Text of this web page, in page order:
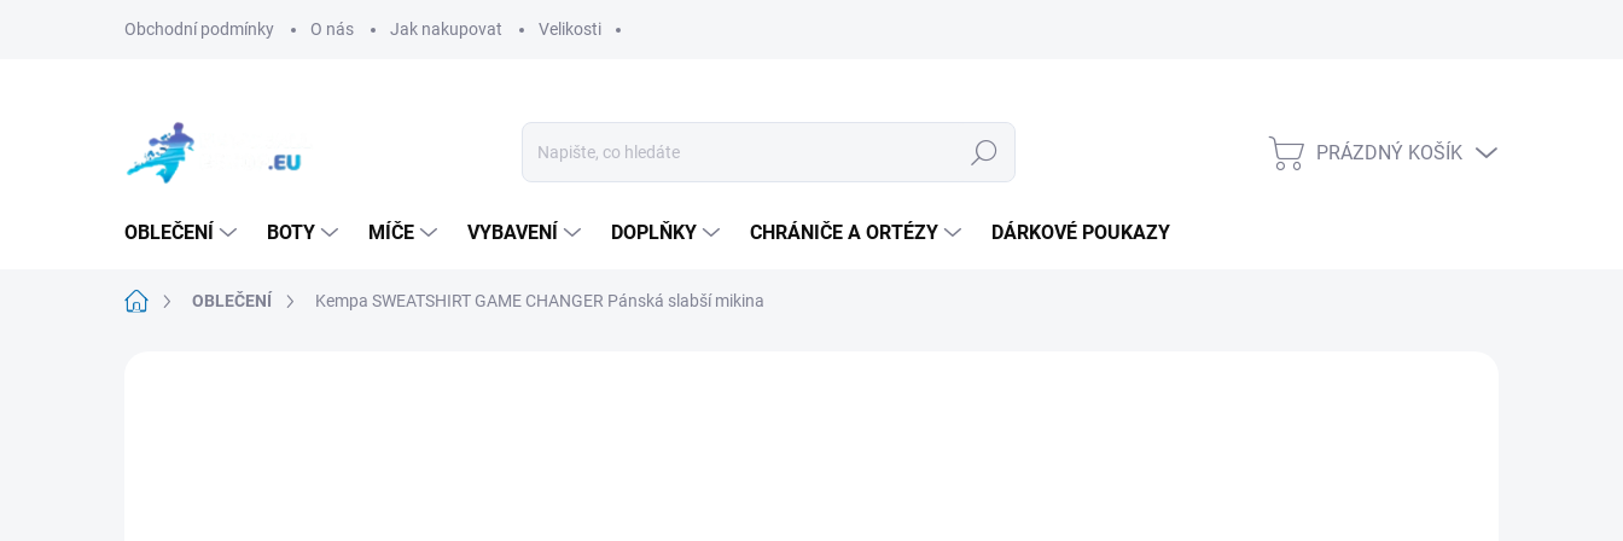
Obchodní podmínky O nás Jak nakupovat Velikosti
Hledat
NÁKUPNÍ
PRÁZDNÝ KOŠÍK
OBLEČENÍ BOTY MÍČE VYBAVENÍ DOPLŇKY CHRÁNIČE A ORTÉZY DÁRKOVÉ POUKAZY
Domů OBLEČENÍ Kempa SWEATSHIRT GAME CHANGER Pánská slabší mikina